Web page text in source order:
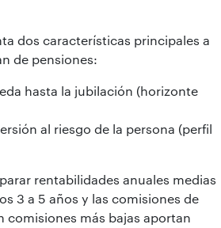
dos características principales a
de pensiones:
hasta la jubilación (horizonte
al riesgo de la persona (perfil
rentabilidades anuales medias
3 a 5 años y las comisiones de
comisiones más bajas aportan